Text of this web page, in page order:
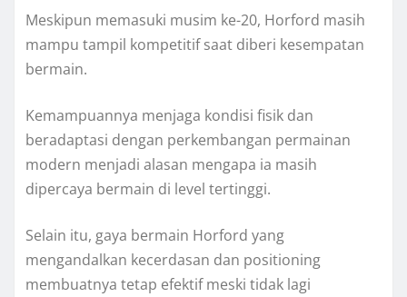
Meskipun memasuki musim ke-20, Horford masih
mampu tampil kompetitif saat diberi kesempatan
bermain.
Kemampuannya menjaga kondisi fisik dan
beradaptasi dengan perkembangan permainan
modern menjadi alasan mengapa ia masih
dipercaya bermain di level tertinggi.
Selain itu, gaya bermain Horford yang
mengandalkan kecerdasan dan positioning
membuatnya tetap efektif meski tidak lagi